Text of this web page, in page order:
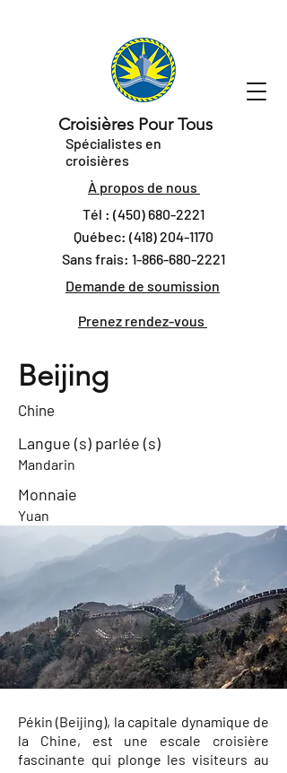
Croisières Pour Tous
Spécialistes en
croisières
À propos de nous
Tél : (450) 680-2221
Québec: (418) 204-1170
Sans frais: 1-866-680-2221
Demande de soumission
Prenez rendez-vous
Beijing
Chine
Langue (s) parlée (s)
Mandarin
Monnaie
Yuan
Pékin (Beijing), la capitale dynamique de
la Chine, est une escale croisière
fascinante qui plonge les visiteurs au